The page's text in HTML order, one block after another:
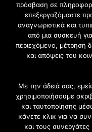
Εγγραφή στο
Γίνετε μέλος της
για αρχιτέκτονες,
πρόσβαση σε
επεξεργαζόμαστε
αναγνωριστικά και
από μια συσκευή
περιεχόμενο, μέτρηση
και απόψεις του
Με την άδειά σας,
χρησιμοποιήσουμε
και ταυτοποίησης
κάνετε κλικ για να
και τους